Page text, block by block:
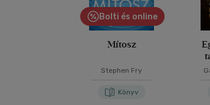
Bolti és online
Mítosz
Stephen Fry
Könyv